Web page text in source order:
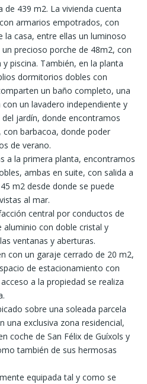
439 m2. La vivienda cuenta
armarios empotrados, con
la casa, entre ellas un luminoso
precioso porche de 48m2, con
piscina. También, en la planta
dormitorios dobles con
un baño completo, una
un lavadero independiente y
jardín, donde encontramos
barbacoa, donde poder
de verano.
a la primera planta, encontramos
ambas en suite, con salida a
m2 desde donde se puede
al mar.
central por conductos de
aluminio con doble cristal y
ventanas y aberturas.
con un garaje cerrado de 20 m2,
de estacionamiento con
a la propiedad se realiza
sobre una soleada parcela
exclusiva zona residencial,
coche de San Félix de Guíxols y
también de sus hermosas
equipada tal y como se